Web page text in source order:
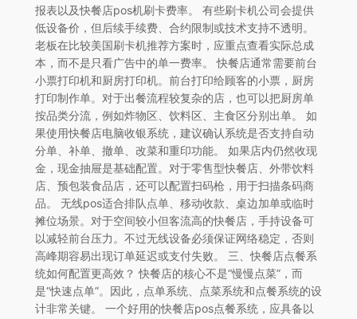
报表以及快餐店pos机刷卡费率。 有些刷卡机公司会提供
低设备价，但后续手续费、合约限制或技术支持不透明。
老板在比较美国刷卡机推荐方案时，应重点查看实际总成
本，而不是只看广告中的单一费率。 快餐店通常需要前台
小票打印机和厨房打印机。前台打印给顾客的小票，厨房
打印制作单。对于出餐流程较复杂的店，也可以把厨房单
按品类分流，例如炸物区、饮料区、主食区分别出单。 如
果使用快餐店电脑收银系统，建议确认系统是否支持自动
分单、补单、撤单、改菜和重印功能。 如果店内仍然收现
金，现金抽屉是基础配置。对于零售型快餐店、外带饮料
店、预包装食品店，还可以配置扫码枪，用于扫描条码商
品。 无线pos适合排队点单、移动收款、桌边加单或临时
摊位场景。对于空间较小但客流高的快餐店，手持设备可
以减轻前台压力。不过无线设备必须保证网络稳定，否则
高峰期容易出现订单延迟或支付失败。 三、快餐店点餐系
统如何配置更高效？ 快餐店的核心不是“慢慢点菜”，而
是“快速点单”。因此，点单系统、点菜系统和点餐系统的设
计非常关键。 一个好用的快餐店pos点餐系统，应具备以